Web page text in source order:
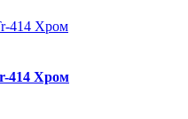
414 Хром